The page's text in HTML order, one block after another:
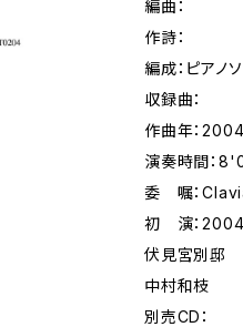
編曲：
作詩：
編成：ピアノ
収録曲：
作曲年：2004
演奏時間：
委 嘱：
初 演：2004
伏見宮別邸
中村和枝
別売CD：